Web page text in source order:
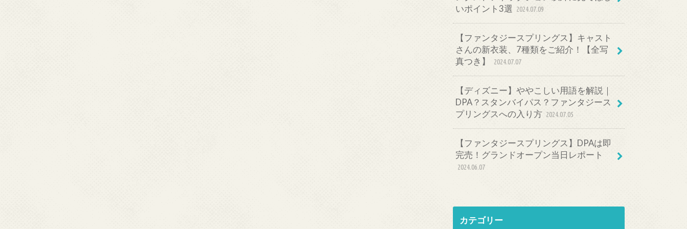
いポイント3選 2024.07.09
【ファンタジースプリングス】キャスト
さんの新衣装、7種類をご紹介！【全写
真つき】
2024.07.07
【ディズニー】ややこしい用語を解説｜
DPA？スタンバイパス？ファンタジース
プリングスへの入り方 2024.07.05
【ファンタジースプリングス】DPAは即
完売！グランドオープン当日レポート
2024.06.07
カテゴリー